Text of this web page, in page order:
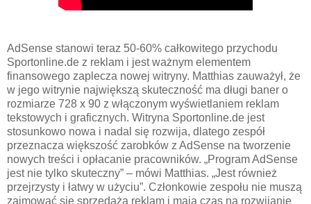
AdSense stanowi teraz 50-60% całkowitego przychodu
Sportonline.de z reklam i jest ważnym elementem
finansowego zaplecza nowej witryny. Matthias zauważył, że
w jego witrynie największą skuteczność ma długi baner o
rozmiarze 728 x 90 z włączonym wyświetlaniem reklam
tekstowych i graficznych. Witryna Sportonline.de jest
stosunkowo nowa i nadal się rozwija, dlatego zespół
przeznacza większość zarobków z AdSense na tworzenie
nowych treści i opłacanie pracowników. „Program AdSense
jest nie tylko skuteczny” – mówi Matthias. „Jest również
przejrzysty i łatwy w użyciu”. Członkowie zespołu nie muszą
zajmować się sprzedażą reklam i mają czas na rozwijanie